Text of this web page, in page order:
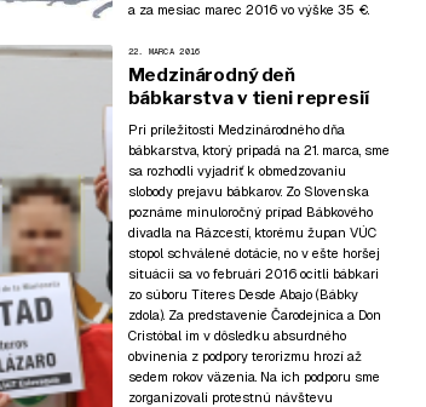
a za mesiac marec 2016 vo výške 35 €.
22. MARCA 2016
Medzinárodný deň
bábkarstva v tieni represií
Pri príležitosti Medzinárodného dňa
bábkarstva, ktorý pripadá na 21. marca, sme
sa rozhodli vyjadriť k obmedzovaniu
slobody prejavu bábkarov. Zo Slovenska
poznáme minuloročný prípad Bábkového
divadla na Rázcestí, ktorému župan VÚC
stopol schválené dotácie, no v ešte horšej
situácii sa vo februári 2016 ocitli bábkari
zo súboru Títeres Desde Abajo (Bábky
zdola). Za predstavenie Čarodejnica a Don
Cristóbal im v dôsledku absurdného
obvinenia z podpory terorizmu hrozí až
sedem rokov väzenia. Na ich podporu sme
zorganizovali protestnú návštevu